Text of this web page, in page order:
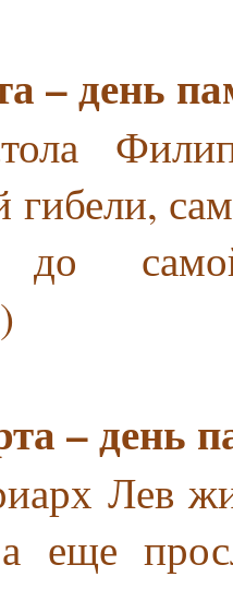
– день
гибели,
до
– день
Лев
а еще